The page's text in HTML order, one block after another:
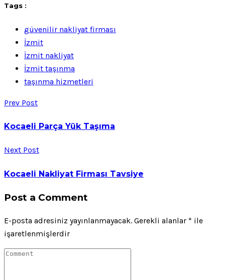
Tags :
güvenilir nakliyat firması
İzmit
İzmit nakliyat
İzmit taşınma
taşınma hizmetleri
Prev Post
Kocaeli Parça Yük Taşıma
Next Post
Kocaeli Nakliyat Firması Tavsiye
Post a Comment
E-posta adresiniz yayınlanmayacak. Gerekli alanlar * ile
işaretlenmişlerdir